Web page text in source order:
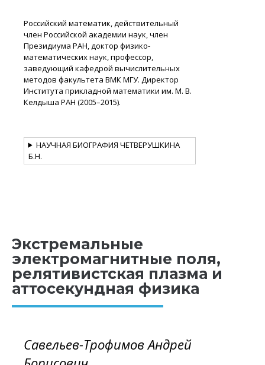
Российский математик, действительный
член Российской академии наук, член
Президиума РАН, доктор физико-
математических наук, профессор,
заведующий кафедрой вычислительных
методов факультета ВМК МГУ. Директор
Института прикладной математики им. М. В.
Келдыша РАН (2005–2015).
НАУЧНАЯ БИОГРАФИЯ ЧЕТВЕРУШКИНА
Б.Н.
Экстремальные
электромагнитные поля,
релятивистская плазма и
аттосекундная физика
Савельев-Трофимов Андрей